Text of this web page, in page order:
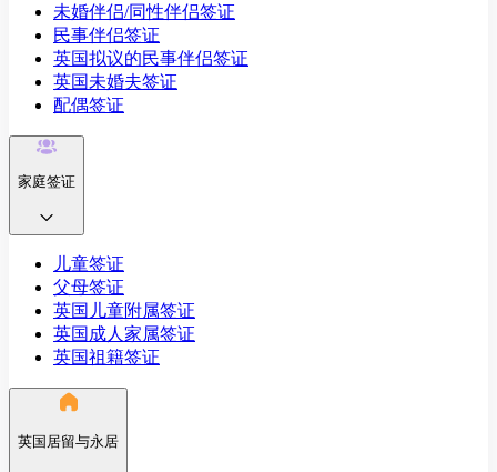
未婚伴侣/同性伴侣签证
民事伴侣签证
英国拟议的民事伴侣签证
英国未婚夫签证
配偶签证
家庭签证
儿童签证
父母签证
英国儿童附属签证
英国成人家属签证
英国祖籍签证
英国居留与永居